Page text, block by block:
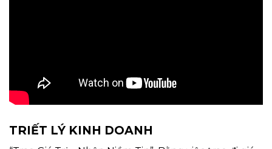
TRIẾT LÝ KINH DOANH